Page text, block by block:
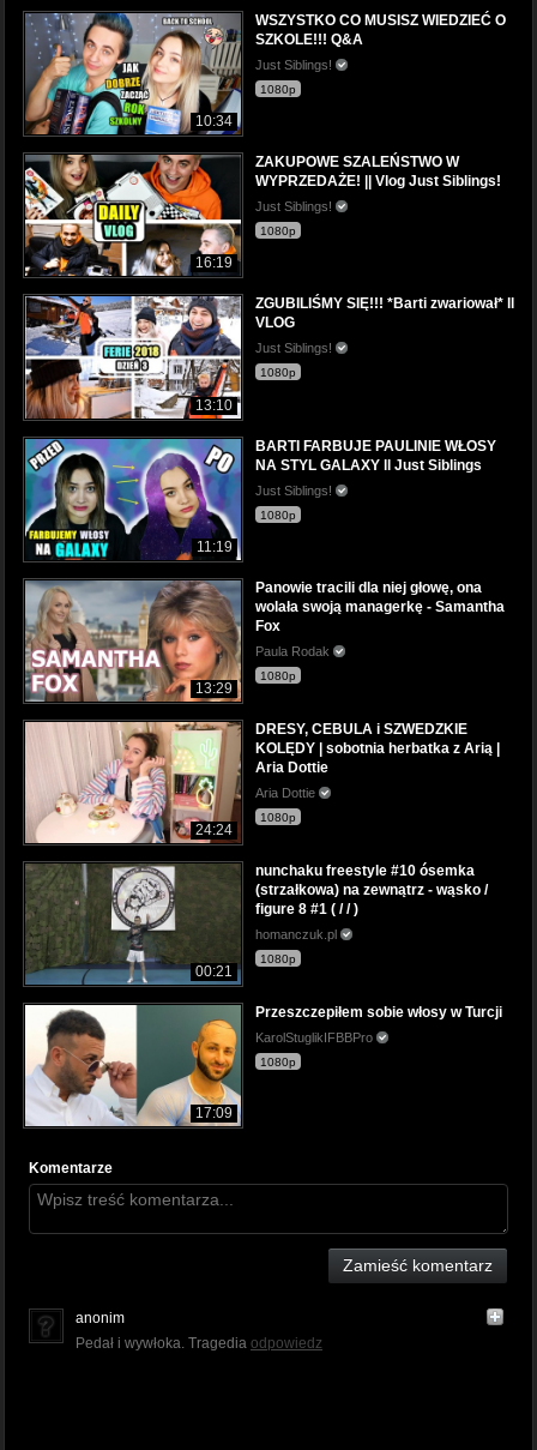
10:34
WSZYSTKO CO MUSISZ WIEDZIEĆ O
SZKOLE!!! Q&A
Just Siblings!
1080p
16:19
ZAKUPOWE SZALEŃSTWO W
WYPRZEDAŻE! || Vlog Just Siblings!
Just Siblings!
1080p
13:10
ZGUBILIŚMY SIĘ!!! *Barti zwariował* ll
VLOG
Just Siblings!
1080p
11:19
BARTI FARBUJE PAULINIE WŁOSY
NA STYL GALAXY ll Just Siblings
Just Siblings!
1080p
13:29
Panowie tracili dla niej głowę, ona
wolała swoją managerkę - Samantha
Fox
Paula Rodak
1080p
24:24
DRESY, CEBULA i SZWEDZKIE
KOLĘDY | sobotnia herbatka z Arią |
Aria Dottie
Aria Dottie
1080p
00:21
nunchaku freestyle #10 ósemka
(strzałkowa) na zewnątrz - wąsko /
figure 8 #1 ( / / )
homanczuk.pl
1080p
17:09
Przeszczepiłem sobie włosy w Turcji
KarolStuglikIFBBPro
1080p
Komentarze
Zamieść komentarz
anonim
Pedał i wywłoka. Tragedia odpowiedz